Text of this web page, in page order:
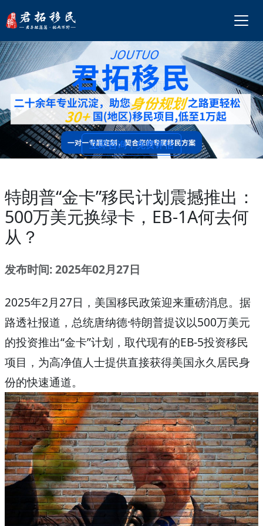
立即咨询，免费评估
特朗普“金卡”移民计划震撼推出：
500万美元换绿卡，EB-1A何去何
从？
发布时间: 2025年02月27日
2025年2月27日，美国移民政策迎来重磅消息。据
路透社报道，总统唐纳德·特朗普提议以500万美元
的投资推出“金卡”计划，取代现有的EB-5投资移民
项目，为高净值人士提供直接获得美国永久居民身
份的快速通道。